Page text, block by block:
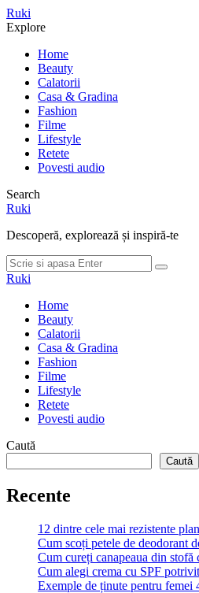
Meniu
Ruki
Cauta
Explore
Home
Beauty
Calatorii
Casa & Gradina
Fashion
Filme
Lifestyle
Retete
Povesti audio
Search
Ruki
Descoperă, explorează și inspiră-te
Cauta
dupa:
Cauta
Ruki
Home
Beauty
Calatorii
Casa & Gradina
Fashion
Filme
Lifestyle
Retete
Povesti audio
Caută
Caută
Recente
12 dintre cele mai rezistente
Cum scoți petele de deodorant
Cum cureți canapeaua din stofă
Cum alegi crema cu SPF
Exemple de ținute pentru femei